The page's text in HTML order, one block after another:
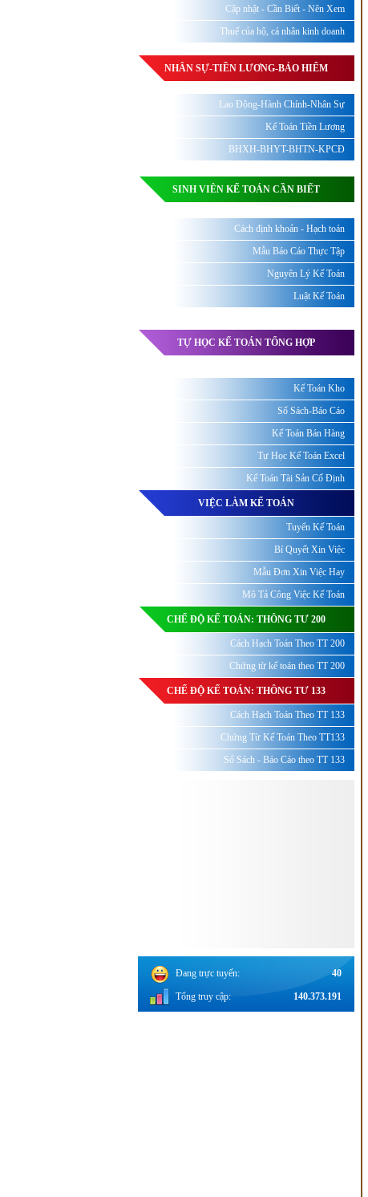
Cập nhật - Cần Biết - Nên Xem
Thuế của hộ, cá nhân kinh doanh
NHÂN SỰ-TIỀN LƯƠNG-BẢO HIỂM
Lao Động-Hành Chính-Nhân Sự
Kế Toán Tiền Lương
BHXH-BHYT-BHTN-KPCĐ
SINH VIÊN KẾ TOÁN CẦN BIẾT
Cách định khoản - Hạch toán
Mẫu Báo Cáo Thực Tập
Nguyên Lý Kế Toán
Luật Kế Toán
TỰ HỌC KẾ TOÁN TỔNG HỢP
Kế Toán Kho
Sổ Sách-Báo Cáo
Kế Toán Bán Hàng
Tự Học Kế Toán Excel
Kế Toán Tài Sản Cố Định
VIỆC LÀM KẾ TOÁN
Tuyển Kế Toán
Bí Quyết Xin Việc
Mẫu Đơn Xin Việc Hay
Mô Tả Công Việc Kế Toán
CHẾ ĐỘ KẾ TOÁN: THÔNG TƯ 200
Cách Hạch Toán Theo TT 200
Chứng từ kế toán theo TT 200
CHẾ ĐỘ KẾ TOÁN: THÔNG TƯ 133
Cách Hạch Toán Theo TT 133
Chứng Từ Kế Toán Theo TT133
Sổ Sách - Báo Cáo theo TT 133
Đang trực tuyến: 40
Tổng truy cập: 140.373.191